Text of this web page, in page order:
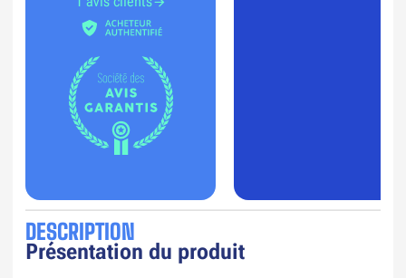
DESCRIPTION
Présentation du produit